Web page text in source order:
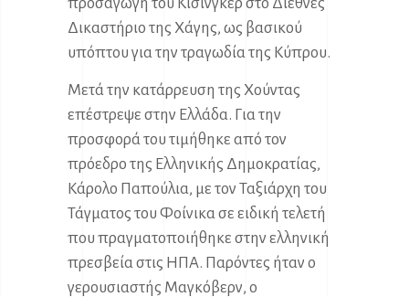
Δικαστήριο της Χάγης, ως βασικού
υπόπτου για την τραγωδία της Κύπρου.
Μετά την κατάρρευση της Χούντας
επέστρεψε στην Ελλάδα. Για την
προσφορά του τιμήθηκε από τον
πρόεδρο της Ελληνικής Δημοκρατίας,
Κάρολο Παπούλια, με τον Ταξιάρχη του
Τάγματος του Φοίνικα σε ειδική τελετή
που πραγματοποιήθηκε στην ελληνική
πρεσβεία στις ΗΠΑ. Παρόντες ήταν ο
γερουσιαστής Μαγκόβερν, ο